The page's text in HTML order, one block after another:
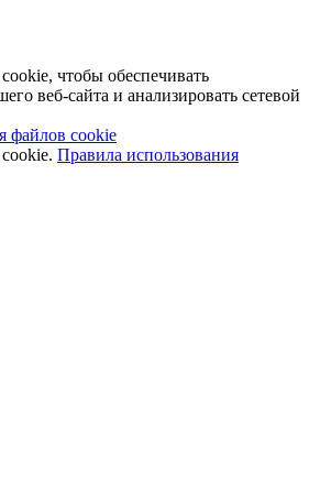
чтобы обеспечивать
веб-сайта и анализировать сетевой
файлов cookie
Правила использования